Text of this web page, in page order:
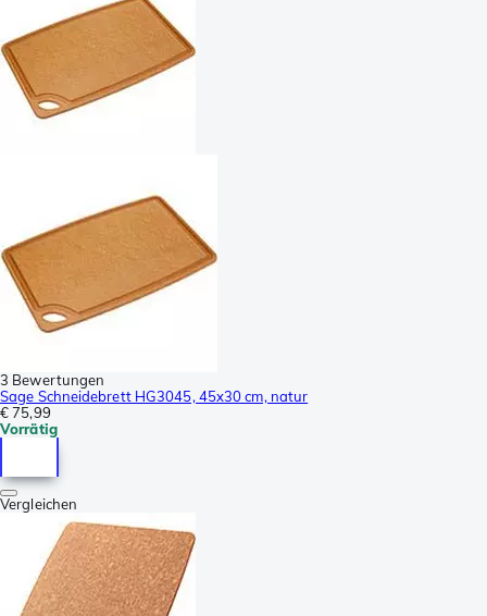
3 Bewertungen
Sage Schneidebrett HG3045, 45x30 cm, natur
€ 75,99
Vorrätig
Vergleichen